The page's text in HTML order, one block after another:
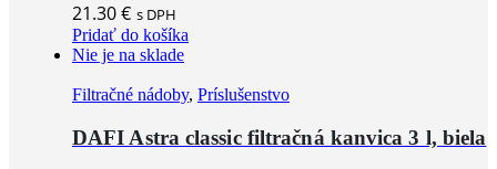
21.30€ s DPH
Pridať do košíka
Nie je na sklade
Filtračné nádoby, Príslušenstvo
DAFI Astra classic filtračná kanvica 3 l, biela